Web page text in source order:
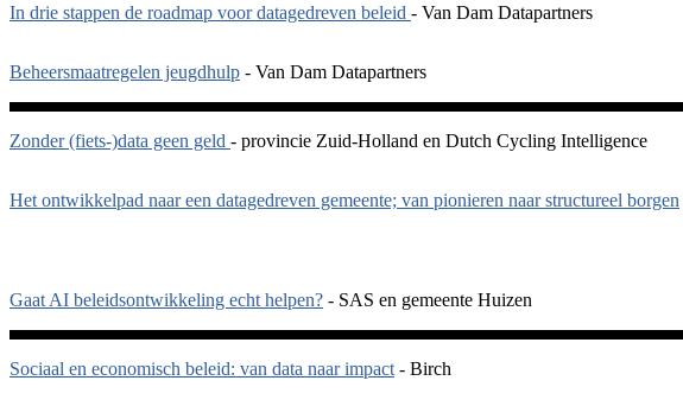
In drie stappen de roadmap voor datagedreven beleid - Van Dam Datapartners
Beheersmaatregelen jeugdhulp - Van Dam Datapartners
Zonder (fiets-)data geen geld - provincie Zuid-Holland en Dutch Cycling Intelligence
Het ontwikkelpad naar een datagedreven gemeente; van pionieren naar structureel borgen
Gaat AI beleidsontwikkeling echt helpen? - SAS en gemeente Huizen
Sociaal en economisch beleid: van data naar impact - Birch